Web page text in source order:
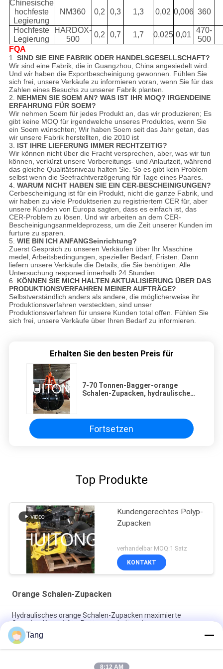
Chinesische
hochfeste
Legierung
NM360 0,2 0,3 1,3 0,02 0,006 360
Hochfeste
Legierung
HARDOX-
500
0,2 0,7 1,7 0,025 0,01
470-
500
FQA
1. SIND SIE EINE FABRIK ODER HANDELSGESELLSCHAFT?
Wir sind eine Fabrik, die in Guangzhou, China angesiedelt wird.
Und wir haben die Exportbescheinigung gewonnen. Fühlen Sie
sich frei, unsere Verkäufe zu informieren voran, wenn Sie für das
Zahlen eines Besuchs zu unserer Fabrik planten.
2. NEHMEN SIE SOEM AN? WAS IST IHR MOQ? IRGENDEINE
ERFAHRUNG FÜR SOEM?
Wir nehmen Soem für jedes Produkt an, das wir produzieren; Es
gibt keine MOQ für irgendwelche unseres Produktes, wenn Sie
ein Soem wünschten; Wir haben Soem seit das Jahr getan, das
wir unsere Fabrik herstellten, die 2010 ist
3. IST IHRE LIEFERUNG IMMER RECHTZEITIG?
Wir können nicht über die Fracht versprechen, aber, was wir tun
können, verkürzt unsere Vorbereitungs- und Anlaufzeit, während
das gleiche Qualitätsniveau halten Sie. So es gibt kein Problem
selbst wenn die Seefrachtverzögerung für Tage eines Paares.
4. WARUM NICHT HABEN SIE EIN CER-BESCHEINIGUNGEN?
Cerbescheinigung ist für ein Produkt, nicht die ganze Fabrik, und
wir haben zu viele Produktserien zu registriertem CER für, aber
unsere Kunden von Europa sagten, dass es einfach ist, das
CER-Problem zu lösen. Und wir arbeiten an dem CER-
Bescheinigungsanmeldeprozess, um die Zeit unserer Kunden im
furture zu sparen.
5. WIE BIN ICH ANFANGSeinrichtung?
Zuerst Gespräch zu unseren Verkäufen über Ihr Maschine
medel, Arbeitsbedingungen, spezieller Bedarf, Fristen. Dann
liefern unsere Verkäufe die Details, die Sie benötigen. Alle
Untersuchung responed innerhalb 24 Stunden.
6. KÖNNEN SIE MICH HALTEN AKTUALISIERUNG ÜBER DAS
PRODUKTIONSVERFAHREN MEINER AUFTRÄGE?
Selbstverständlich anders als andere, die möglicherweise ihr
Produktionsverfahren versteckten, sind unser
Produktionsverfahren für unsere Kunden total offen. Fühlen Sie
sich frei, unsere Verkäufe über Ihren Bedarf zu informieren.
Erhalten Sie den besten Preis für
7-70 Tonnen-Bagger-orange
Schalen-Zupacken, hydraulischer
Fortsetzen
Top Produkte
Kundengerechtes Polyp-
Zupacken
verhandelbar MOQ:1 Satz
KONTAKT
Orange Schalen-Zupacken
Hydraulisches orange Schalen-Zupacken maximierte
Grapping-Kapazitäts-Rettungsarbeitszeit
NM360/400 Orange Peel Grab Für Doosan Volvo Sany 10 bis 90
Tonnen Bagger
Tang
8:12 AM